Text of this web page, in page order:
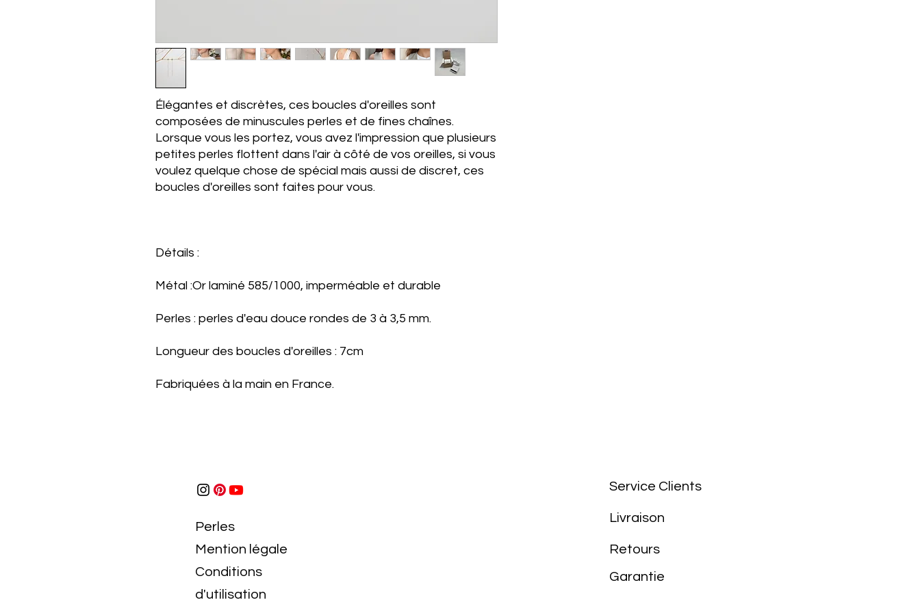
Élégantes et discrètes, ces boucles d'oreilles sont
composées de minuscules perles et de fines chaînes.
Lorsque vous les portez, vous avez l'impression que plusieurs
petites perles flottent dans l'air à côté de vos oreilles, si vous
voulez quelque chose de spécial mais aussi de discret, ces
boucles d'oreilles sont faites pour vous.
Détails :
Métal :Or laminé 585/1000, imperméable et durable
Perles : perles d'eau douce rondes de 3 à 3,5 mm.
Longueur des boucles d'oreilles : 7cm
Fabriquées à la main en France.
Perles
Mention légale
Conditions
d'utilisation
Service Clients
Livraison
Retours
Garantie